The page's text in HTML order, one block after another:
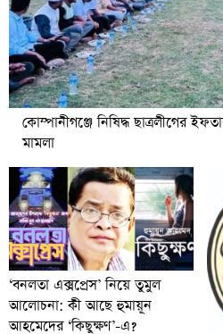
কোম্পানীগঞ্জে নিষিদ্ধ ছাত্রলীগের
মামলা
‘বনলতা এক্সপ্রেস’ নিয়ে তুমুল
আলোচনা: কী আছে হুমায়ূন
আহমেদের ‘কিছুক্ষণ’-এ?